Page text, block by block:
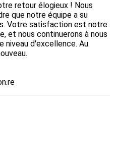
retour élogieux ! Nous
que notre équipe a su
Votre satisfaction est notre
et nous continuerons à nous
niveau d'excellence. Au